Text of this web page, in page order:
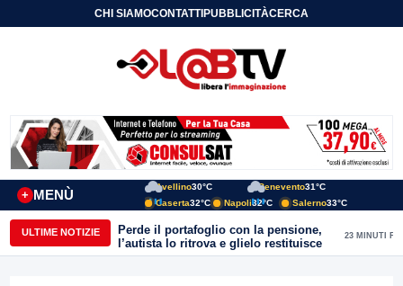
CHI SIAMOCONTATTIPUBBLICITÀCERCA
MENÙ
+
Avellino30°C Benevento31°C
Caserta32°C Napoli32°C Salerno33°C
ULTIME NOTIZIE
Perde il portafoglio con la pensione,
l’autista lo ritrova e glielo restituisce
23 MINUTI FA